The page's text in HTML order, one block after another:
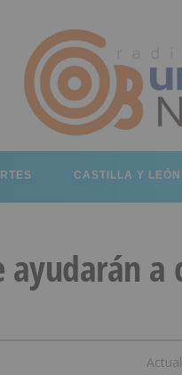
CASTILLA Y LEÓN
ayudarán a